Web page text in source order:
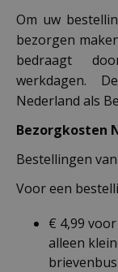
Om uw
bezorgen
bedraagt
werkdagen.
Nederland als
Bezorgkosten
Bestellingen
Voor een
€ 4,99
alleen